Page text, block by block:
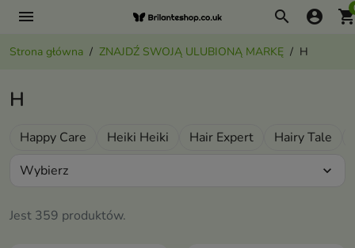
menu search account_circle
Strona główna ZNAJDŹ SWOJĄ ULUBIONĄ MARKĘ H
H
Happy Care Heiki Heiki Hair Expert Hairy Tale
Jest 359 produktów.
Wybierz expand_more